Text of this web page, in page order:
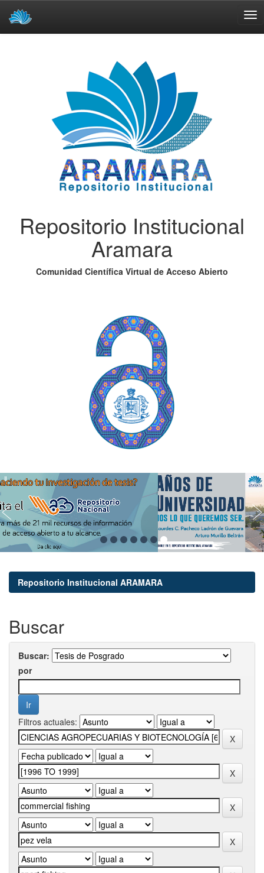
Repositorio Institucional
Aramara
Comunidad Científica Virtual de Acceso Abierto
Repositorio Institucional ARAMARA
Buscar
Buscar:
por
Filtros actuales: